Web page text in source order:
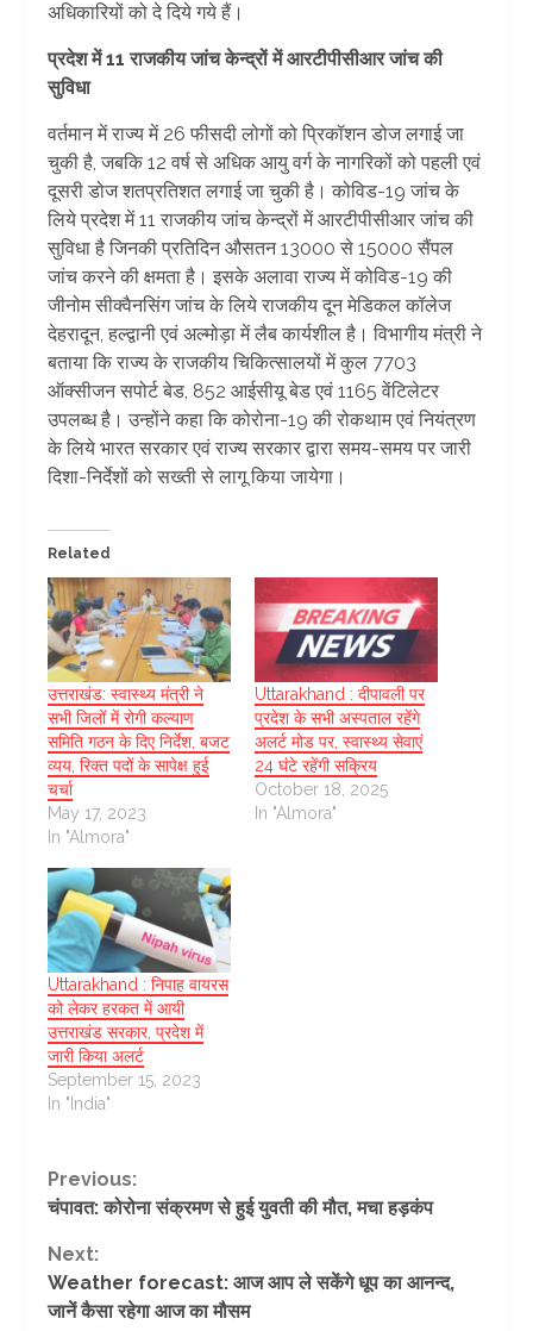
अधिकारियों को दे दिये गये हैं।
प्रदेश में 11 राजकीय जांच केन्द्रों में आरटीपीसीआर जांच की
सुविधा
वर्तमान में राज्य में 26 फीसदी लोगों को प्रिकॉशन डोज लगाई जा
चुकी है, जबकि 12 वर्ष से अधिक आयु वर्ग के नागरिकों को पहली एवं
दूसरी डोज शतप्रतिशत लगाई जा चुकी है। कोविड-19 जांच के
लिये प्रदेश में 11 राजकीय जांच केन्द्रों में आरटीपीसीआर जांच की
सुविधा है जिनकी प्रतिदिन औसतन 13000 से 15000 सैंपल
जांच करने की क्षमता है। इसके अलावा राज्य में कोविड-19 की
जीनोम सीक्वैनसिंग जांच के लिये राजकीय दून मेडिकल कॉलेज
देहरादून, हल्द्वानी एवं अल्मोड़ा में लैब कार्यशील है। विभागीय मंत्री ने
बताया कि राज्य के राजकीय चिकित्सालयों में कुल 7703
ऑक्सीजन सपोर्ट बेड, 852 आईसीयू बेड एवं 1165 वेंटिलेटर
उपलब्ध है। उन्होंने कहा कि कोरोना-19 की रोकथाम एवं नियंत्रण
के लिये भारत सरकार एवं राज्य सरकार द्वारा समय-समय पर जारी
दिशा-निर्देशों को सख्ती से लागू किया जायेगा।
Related
उत्तराखंड: स्वास्थ्य मंत्री ने
सभी जिलों में रोगी कल्याण
समिति गठन के दिए निर्देश, बजट
व्यय, रिक्त पदों के सापेक्ष हुई
चर्चा
May 17, 2023
In "Almora"
Uttarakhand : दीपावली पर
प्रदेश के सभी अस्पताल रहेंगे
अलर्ट मोड पर, स्वास्थ्य सेवाएं
24 घंटे रहेंगी सक्रिय
October 18, 2025
In "Almora"
Uttarakhand : निपाह वायरस
को लेकर हरकत में आयी
उत्तराखंड सरकार, प्रदेश में
जारी किया अलर्ट
September 15, 2023
In "India"
Continue
Previous:
चंपावत: कोरोना संक्रमण से हुई युवती की मौत, मचा हड़कंप
Next:
Weather forecast: आज आप ले सकेंगे धूप का आनन्द,
जानें कैसा रहेगा आज का मौसम